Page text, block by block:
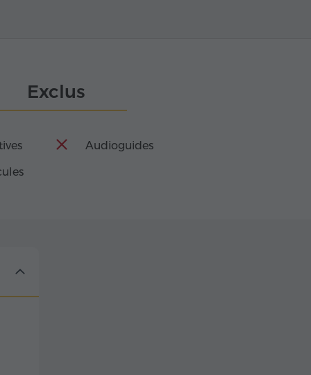
Exclus
Audioguides